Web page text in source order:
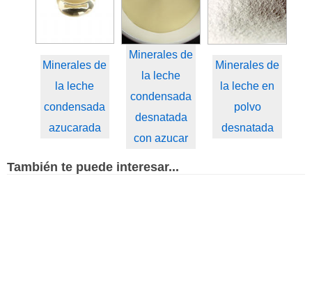
Minerales de
la leche
condensada
azucarada
Minerales de
la leche
condensada
desnatada
con azucar
Minerales de
la leche en
polvo
desnatada
También te puede interesar...